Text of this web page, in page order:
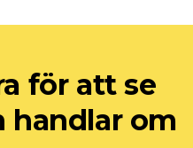
för att se
handlar om